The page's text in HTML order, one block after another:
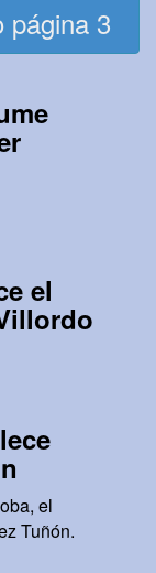
página 3
el
el
Tuñón.